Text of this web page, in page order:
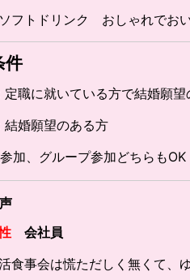
フトドリンク おしゃれでお
件
定職に就いている方で結婚願
結婚願望のある方
加、グループ参加どちらもOK
会社員
食事会は慌ただしく無くて、